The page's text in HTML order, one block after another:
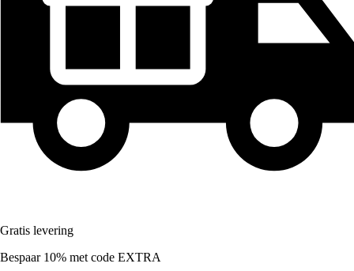
Gratis levering
Bespaar 10% met code EXTRA